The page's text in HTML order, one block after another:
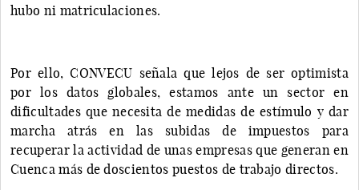
hubo ni matriculaciones.
Por ello, CONVECU señala que lejos de ser optimista
por los datos globales, estamos ante un sector en
dificultades que necesita de medidas de estímulo y dar
marcha atrás en las subidas de impuestos para
recuperar la actividad de unas empresas que generan en
Cuenca más de doscientos puestos de trabajo directos.